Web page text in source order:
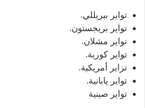
تواير بيريللي.
تواير بريجستون.
تواير مشلان.
تواير كورية.
تزاير أمريكية.
تواير يابانية.
تواير صينية